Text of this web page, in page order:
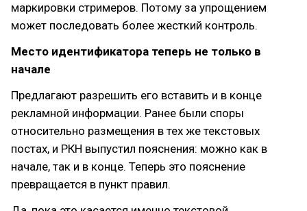
маркировки стримеров. Потому за упрощением
может последовать более жесткий контроль.
Место идентификатора теперь не только в
начале
Предлагают разрешить его вставить и в конце
рекламной информации. Ранее были споры
относительно размещения в тех же текстовых
постах, и РКН выпустил пояснения: можно как в
начале, так и в конце. Теперь это пояснение
превращается в пункт правил.